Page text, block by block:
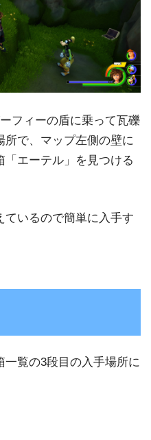
フィーの盾に乗って瓦礫
で、マップ左側の壁に
エーテル」を見つける
ているので簡単に入手す
覧の3段目の入手場所に